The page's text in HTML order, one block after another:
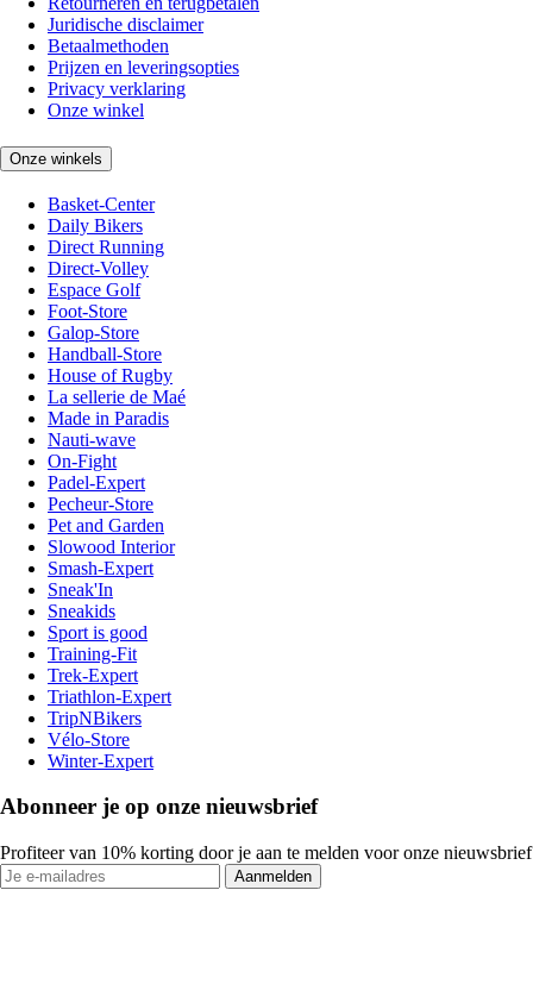
Juridische disclaimer
Betaalmethoden
Prijzen en leveringsopties
Privacy verklaring
Onze winkel
Onze winkels
Basket-Center
Daily Bikers
Direct Running
Direct-Volley
Espace Golf
Foot-Store
Galop-Store
Handball-Store
House of Rugby
La sellerie de Maé
Made in Paradis
Nauti-wave
On-Fight
Padel-Expert
Pecheur-Store
Pet and Garden
Slowood Interior
Smash-Expert
Sneak'In
Sneakids
Sport is good
Training-Fit
Trek-Expert
Triathlon-Expert
TripNBikers
Vélo-Store
Winter-Expert
Abonneer je op onze nieuwsbrief
Profiteer van 10% korting door je aan te melden voor onze nieuwsbrief
Aanmelden